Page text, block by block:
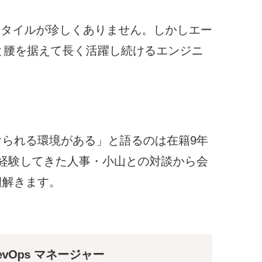
イルが珍しくありません。しかしエー
を据えて長く活躍し続けるエンジニ
れる環境がある」と語るのは在籍9年
験してきた人事・小山との対談から会
きます。
マネージャー